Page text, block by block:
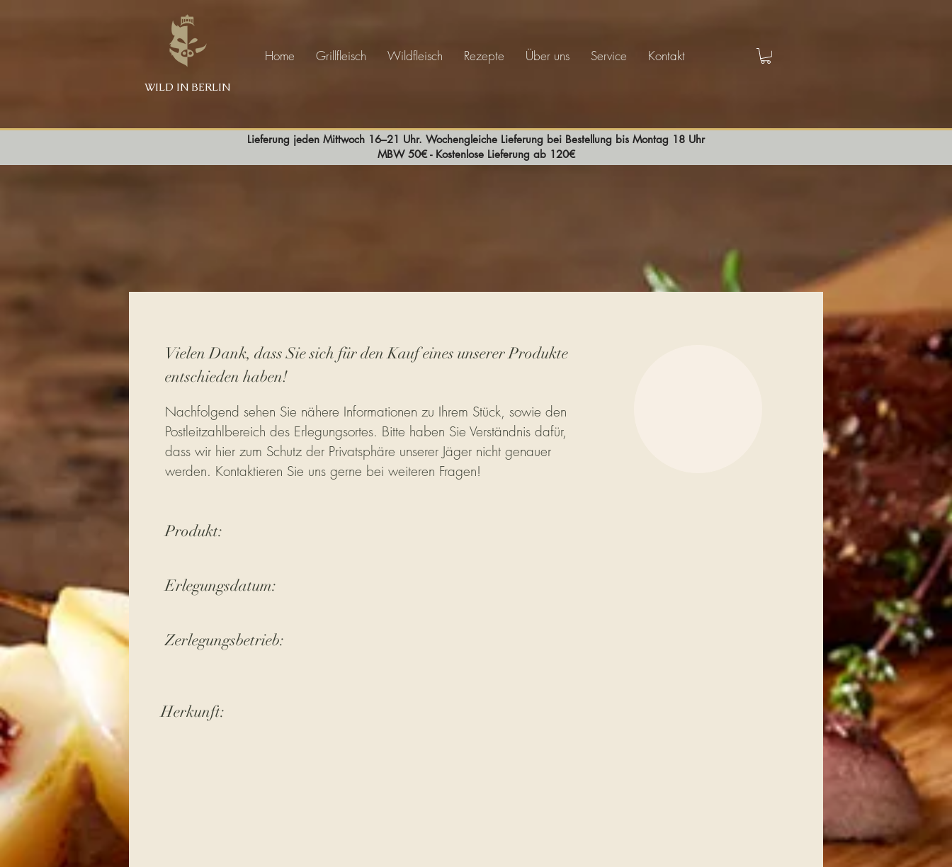
Home Grillfleisch Wildfleisch Rezepte Über uns Service Kontakt
WILD IN BERLIN
Lieferung jeden Mittwoch 16–21 Uhr. Wochengleiche Lieferung bei Bestellung bis Montag 18 Uhr
MBW 50€ - Kostenlose Lieferung ab 120€
Vielen Dank, dass Sie sich für den Kauf eines unserer Produkte
entschieden haben!
Nachfolgend sehen Sie nähere Informationen zu Ihrem Stück, sowie den
Postleitzahlbereich des Erlegungsortes. Bitte haben Sie Verständnis dafür,
dass wir hier zum Schutz der Privatsphäre unserer Jäger nicht genauer
werden. Kontaktieren Sie uns gerne bei weiteren Fragen!
Produkt:
Erlegungsdatum:
Zerlegungsbetrieb:
Herkunft: